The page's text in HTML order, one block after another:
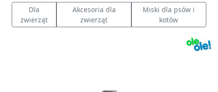
Dla
zwierząt
Akcesoria dla
zwierząt
Miski dla psów i
kotów